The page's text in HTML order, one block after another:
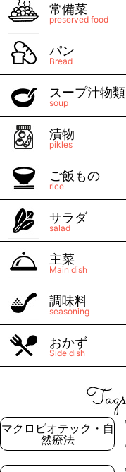
常備菜
preserved food
パン
Bread
スープ汁物類
soup
漬物
pikles
ご飯もの
rice
サラダ
salad
主菜
Main dish
調味料
seasoning
おかず
Side dish
マクロビオテック・自
然療法